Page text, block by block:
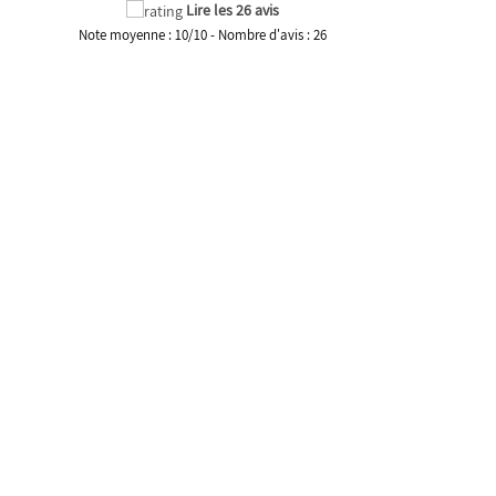
Lire les 26 avis
Note moyenne :10/10- Nombre d'avis :26